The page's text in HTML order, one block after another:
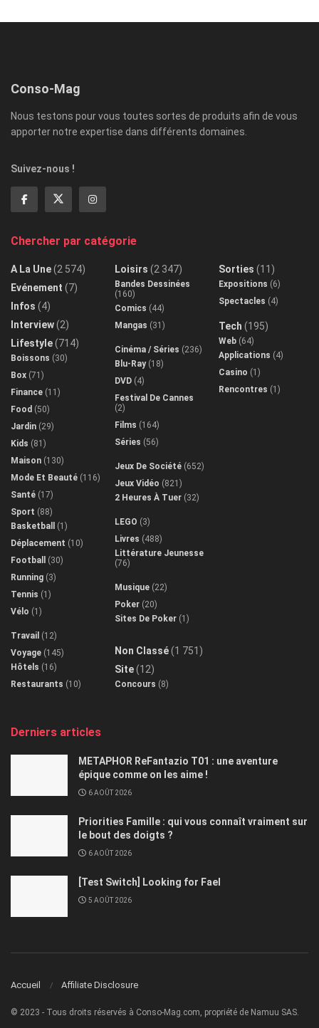
Conso-Mag
Nous testons pour vous toutes sortes de produits afin de vous
apporter notre expertise dans différents domaines.
Suivez-nous !
Chercher par catégorie
A La Une(2 574)
Evénement (7)
Infos (4)
Interview(2)
Lifestyle(714)
Boissons (30)
Box (71)
Finance (11)
Food (50)
Jardin (29)
Kids (81)
Maison (130)
Mode Et Beauté (116)
Santé (17)
Sport (88)
Basketball
(1)
Déplacement (10)
Football
(30)
Running (3)
Tennis (1)
Vélo (1)
Travail (12)
Voyage (145)
Hôtels (16)
Restaurants (10)
Loisirs (2 347)
Bandes Dessinées
(160)
Comics (44)
Mangas (31)
Cinéma / Séries (236)
Blu-Ray(18)
DVD (4)
Festival De Cannes
(2)
Films (164)
Séries (56)
Jeux De Société (652)
Jeux Vidéo (821)
2 Heures À Tuer (32)
LEGO (3)
Livres (488)
Littérature Jeunesse
(76)
Musique (22)
Poker (20)
Sites De Poker (1)
Non Classé(1 751)
Site(12)
Concours (8)
Sorties (11)
Expositions (6)
Spectacles (4)
Tech (195)
Web (64)
Applications (4)
Casino (1)
Rencontres (1)
Derniers articles
METAPHOR ReFantazio T01 : une aventure
épique comme on les aime !
6 AOÛT 2026
Priorities Famille : qui vous connaît vraiment sur
le bout des doigts ?
6 AOÛT 2026
[Test Switch] Looking for Fael
5 AOÛT 2026
Accueil Affiliate Disclosure
© 2023 - Tous droits réservés à Conso-Mag.com, propriété de Namuu SAS.